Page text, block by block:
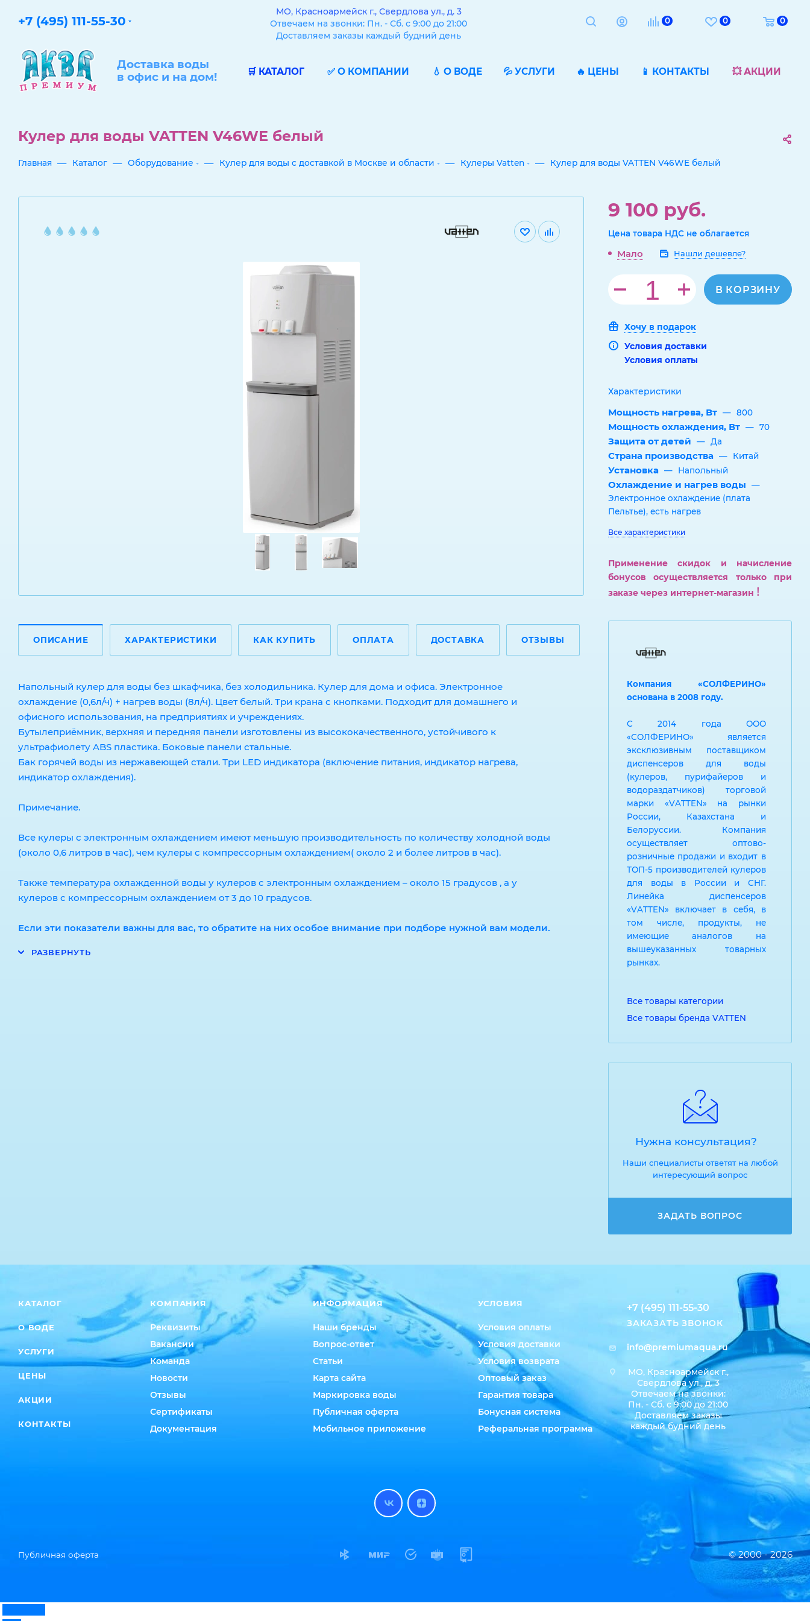
+7 (495) 111-55-30
МО, Красноармейск г., Свердлова ул., д. 3
Отвечаем на звонки: Пн. - Сб. с 9:00 до 21:00
Доставляем заказы каждый будний день
0 0 0
Доставка воды
в офис и на дом!
🛒 КАТАЛОГ ✅ О КОМПАНИИ 💧 О ВОДЕ 💦 УСЛУГИ 🔥 ЦЕНЫ 📱 КОНТАКТЫ 💥 АКЦИИ
Кулер для воды VATTEN V46WE белый
Главная — Каталог — Оборудование — Кулер для воды с доставкой в Москве и области — Кулеры Vatten — Кулер для воды VATTEN V46WE белый
ОПИСАНИЕ ХАРАКТЕРИСТИКИ КАК КУПИТЬ ОПЛАТА ДОСТАВКА ОТЗЫВЫ
Напольный кулер для воды без шкафчика, без холодильника. Кулер для дома и офиса. Электронное
охлаждение (0,6л/ч) + нагрев воды (8л/ч). Цвет белый. Три крана с кнопками. Подходит для домашнего и
офисного использования, на предприятиях и учреждениях.
Бутылеприёмник, верхняя и передняя панели изготовлены из высококачественного, устойчивого к
ультрафиолету ABS пластика. Боковые панели стальные.
Бак горячей воды из нержавеющей стали. Три LED индикатора (включение питания, индикатор нагрева,
индикатор охлаждения).
Примечание.
Все кулеры с электронным охлаждением имеют меньшую производительность по количеству холодной воды
(около 0,6 литров в час), чем кулеры с компрессорным охлаждением( около 2 и более литров в час).
Также температура охлажденной воды у кулеров с электронным охлаждением – около 15 градусов , а у
кулеров с компрессорным охлаждением от 3 до 10 градусов.
Если эти показатели важны для вас, то обратите на них особое внимание при подборе нужной вам модели.
9 100 руб.
Цена товара НДС не облагается
Мало Нашли дешевле?
В КОРЗИНУ
Хочу в подарок
Условия доставки
Условия оплаты
Характеристики
Мощность нагрева, Вт — 800
Мощность охлаждения, Вт — 70
Защита от детей — Да
Страна производства — Китай
Установка — Напольный
Охлаждение и нагрев воды
—
Электронное охлаждение (плата
Пельтье), есть нагрев
Все характеристики
Применение скидок и начисление
бонусов осуществляется только при
заказе через интернет-магазин !
Компания «СОЛФЕРИНО»
основана в 2008 году.
С 2014 года ООО
«СОЛФЕРИНО» является
эксклюзивным поставщиком
диспенсеров для воды
(кулеров, пурифайеров и
водораздатчиков) торговой
марки «VATTEN» на рынки
России, Казахстана и
Белоруссии. Компания
осуществляет оптово-
розничные продажи и входит в
ТОП-5 производителей кулеров
для воды в России и СНГ.
Линейка диспенсеров
«VATTEN» включает в себя, в
том числе, продукты, не
имеющие аналогов на
вышеуказанных товарных
рынках.
Все товары категории
Все товары бренда VATTEN
Нужна консультация?
Наши специалисты ответят на любой
интересующий вопрос
ЗАДАТЬ ВОПРОС
КАТАЛОГ
О ВОДЕ
УСЛУГИ
ЦЕНЫ
АКЦИИ
КОНТАКТЫ
КОМПАНИЯ
Реквизиты
Вакансии
Команда
Новости
Отзывы
Сертификаты
Документация
ИНФОРМАЦИЯ
Наши бренды
Вопрос-ответ
Статьи
Карта сайта
Маркировка воды
Публичная оферта
Мобильное приложение
УСЛОВИЯ
Условия оплаты
Условия доставки
Условия возврата
Оптовый заказ
Гарантия товара
Бонусная система
Реферальная программа
+7 (495) 111-55-30
ЗАКАЗАТЬ ЗВОНОК
info@premiumaqua.ru
МО, Красноармейск г.,
Свердлова ул., д. 3
Отвечаем на звонки:
Пн. - Сб. с 9:00 до 21:00
Доставляем заказы
каждый будний день
Публичная оферта © 2000 - 2026